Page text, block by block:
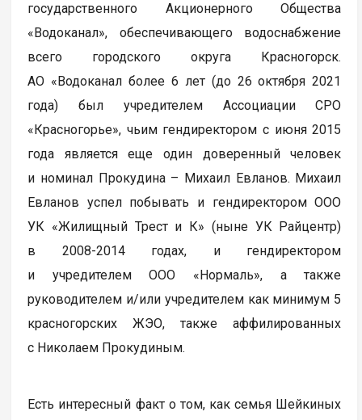
государственного Акционерного Общества
«Водоканал», обеспечивающего водоснабжение
всего городского округа Красногорск.
АО «Водоканал более 6 лет (до 26 октября 2021
года) был учредителем Ассоциации СРО
«Красногорье», чьим гендиректором с июня 2015
года является еще один доверенный человек
и номинал Прокудина – Михаил Евланов. Михаил
Евланов успел побывать и гендиректором ООО
УК «Жилищный Трест и К» (ныне УК Райцентр)
в 2008-2014 годах, и гендиректором
и учредителем ООО «Нормаль», а также
руководителем и/или учредителем как минимум 5
красногорских ЖЭО, также аффилированных
с Николаем Прокудиным.
Есть интересный факт о том, как семья Шейкиных